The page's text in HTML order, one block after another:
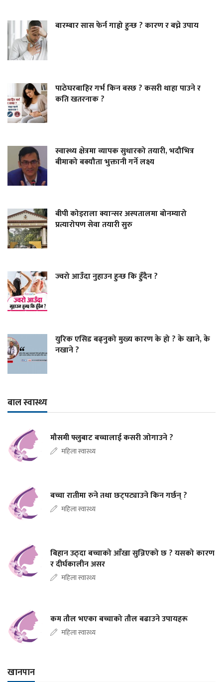
बारम्बार सास फेर्न गाह्रो हुन्छ ? कारण र बच्ने उपाय
पाठेघरबाहिर गर्भ किन बस्छ ? कसरी थाहा पाउने र
कति खतरनाक ?
स्वास्थ्य क्षेत्रमा व्यापक सुधारको तयारी, भदौभित्र
बीमाको बक्यौता भुक्तानी गर्ने लक्ष्य
बीपी कोइराला क्यान्सर अस्पतालमा बोनम्यारो
प्रत्यारोपण सेवा तयारी सुरु
ज्वरो आउँदा नुहाउन हुन्छ कि हुँदैन ?
युरिक एसिड बढ्नुको मुख्य कारण के हो ? के खाने, के
नखाने ?
बाल स्वास्थ्य
मौसमी फ्लुबाट बच्चालाई कसरी जोगाउने ?
महिला स्वास्थ्य
बच्चा रातीमा रुने तथा छट्पट्याउने किन गर्छन् ?
महिला स्वास्थ्य
बिहान उठ्दा बच्चाको आँखा सुन्निएको छ ? यसको कारण
र दीर्घकालीन असर
महिला स्वास्थ्य
कम तौल भएका बच्चाको तौल बढाउने उपायहरू
महिला स्वास्थ्य
खानपान